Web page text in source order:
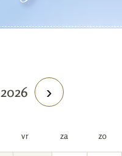
2026 ›
vr za zo